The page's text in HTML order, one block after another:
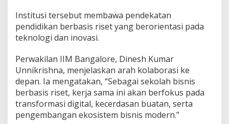
Institusi tersebut membawa pendekatan
pendidikan berbasis riset yang berorientasi pada
teknologi dan inovasi.
Perwakilan IIM Bangalore, Dinesh Kumar
Unnikrishna, menjelaskan arah kolaborasi ke
depan. Ia mengatakan, “Sebagai sekolah bisnis
berbasis riset, kerja sama ini akan berfokus pada
transformasi digital, kecerdasan buatan, serta
pengembangan ekosistem bisnis modern.”